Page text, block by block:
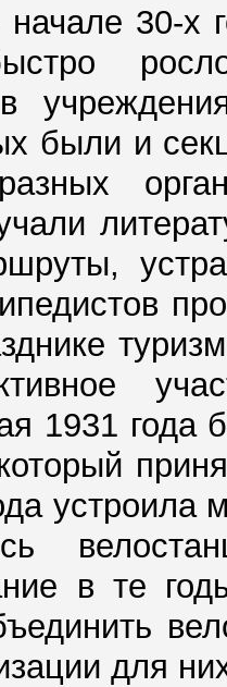
30-х
были и
1931 года
устроила
в те
для